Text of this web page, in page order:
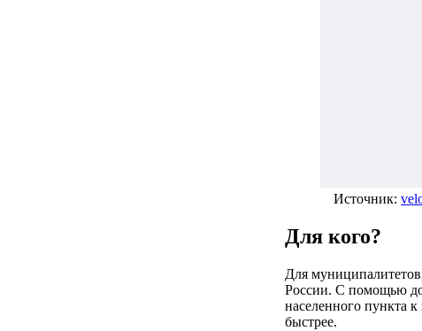
Источник:
Для кого?
Для
России. С помощью
населенного пункта
быстрее.